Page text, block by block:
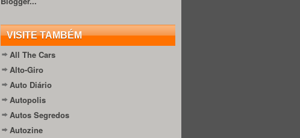
VISITE TAMBÉM
All The Cars
Alto-Giro
Auto Diário
Autopolis
Autos Segredos
Autozine